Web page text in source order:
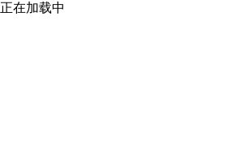
正在加载中